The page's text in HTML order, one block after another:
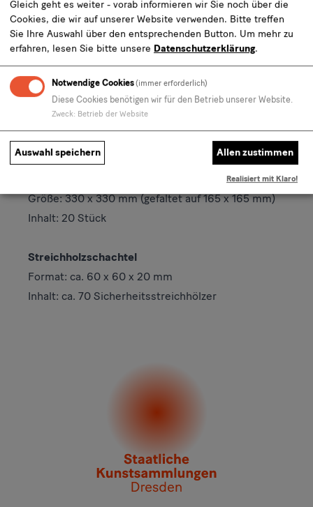
Porzellanbecher
Höhe: 110 mm
Durchmesser: 87 mm
Inhalt: 0,32 l
spülmaschinengeeignet
Servietten
Material: 3-lagiges Tissue, chlorfrei gebleicht
Größe: 330 x 330 mm (gefaltet auf 165 x 165 mm)
Inhalt: 20 Stück
Streichholzschachtel
Format: ca. 60 x 60 x 20 mm
Inhalt: ca. 70 Sicherheitsstreichhölzer
Gleich geht es weiter - vorab informieren wir Sie noch über die
Cookies, die wir auf unserer Website verwenden. Bitte treffen
Sie Ihre Auswahl über den entsprechenden Button. Um mehr zu
erfahren, lesen Sie bitte unsere Datenschutzerklärung.
Notwendige Cookies(immer erforderlich)
Diese Cookies benötigen wir für den Betrieb unserer Website.
Zweck: Betrieb der Website
Auswahl speichern Allen zustimmen
Realisiert mit Klaro!